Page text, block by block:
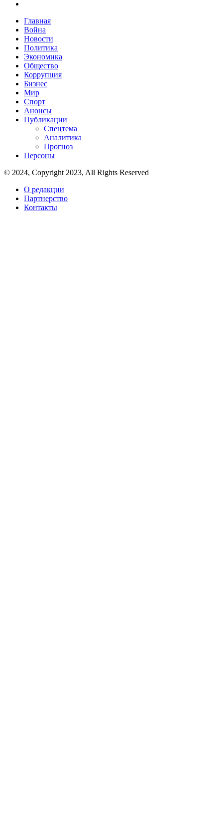
Главная
Война
Новости
Политика
Экономика
Общество
Коррупция
Бизнес
Мир
Спорт
Анонсы
Публикации
Спецтема
Аналитика
Прогноз
Персоны
© 2024, Copyright 2023, All Rights Reserved
О редакции
Партнерство
Контакты